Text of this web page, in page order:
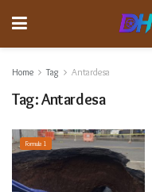
Home Tag Antardesa
Tag:Antardesa
Formula 1